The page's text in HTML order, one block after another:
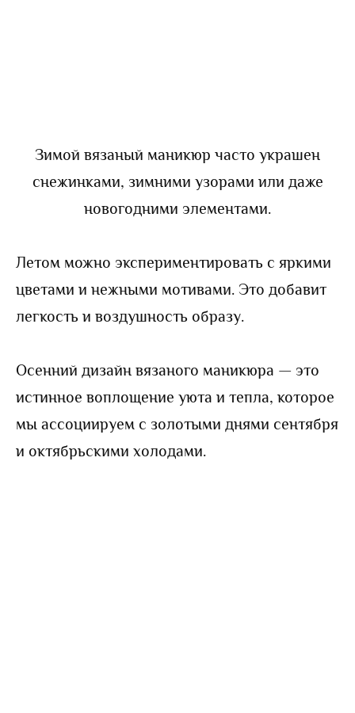
Зимой вязаный маникюр часто украшен
снежинками, зимними узорами или даже
новогодними элементами.
Летом можно экспериментировать с яркими
цветами и нежными мотивами. Это добавит
легкость и воздушность образу.
Осенний дизайн вязаного маникюра — это
истинное воплощение уюта и тепла, которое
мы ассоциируем с золотыми днями сентября
и октябрьскими холодами.